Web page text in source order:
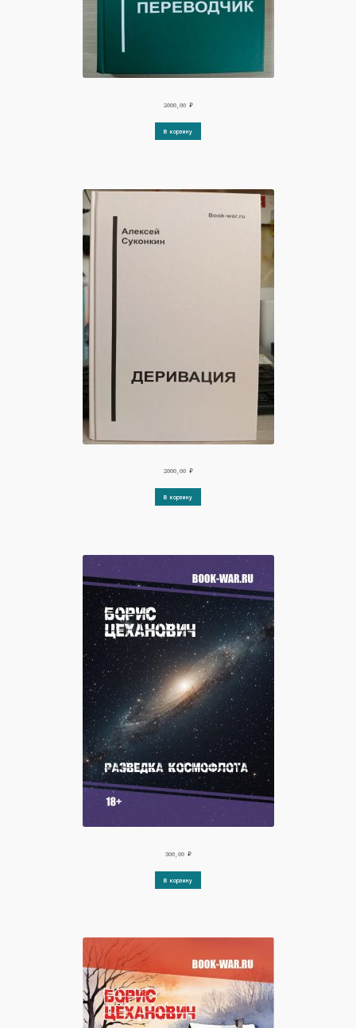
2000,00 ₽
В корзину
2000,00 ₽
В корзину
300,00 ₽
В корзину